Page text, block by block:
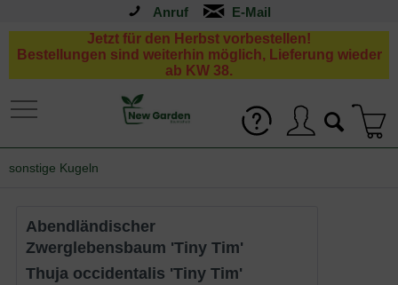
Anruf
Jetzt für den Herbst vorbestellen!
Bestellungen sind weiterhin möglich, Lieferung wieder
ab KW 38.
sonstige Kugeln
Abendländischer
Zwerglebensbaum 'Tiny Tim'
Thuja occidentalis 'Tiny Tim'